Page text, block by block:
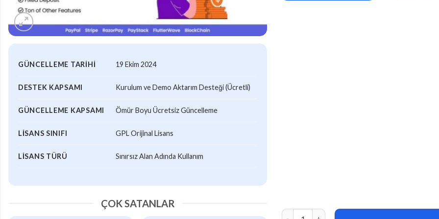
GÜNCELLEME TARIHI 19 Ekim 2024
DESTEK KAPSAMI Kurulum ve Demo Aktarım Desteği (Ücretli)
GÜNCELLEME KAPSAMI Ömür Boyu Ücretsiz Güncelleme
LISANS SINIFI GPL Orijinal Lisans
LISANS TÜRÜ Sınırsız Alan Adında Kullanım
ÇOK SATANLAR
Livo Bank v2.1 – Complete Banking System adet